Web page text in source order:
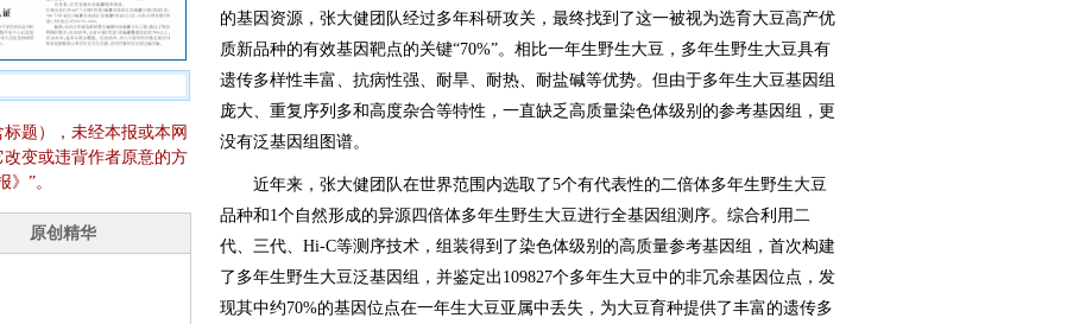
题），未经本报或本网
变或违背作者原意的方
”。
的基因资源，张大健团队经过多年科研攻关，最终找到了这一被视为选育大豆高产优
质新品种的有效基因靶点的关键“70%”。相比一年生野生大豆，多年生野生大豆具有
遗传多样性丰富、抗病性强、耐旱、耐热、耐盐碱等优势。但由于多年生大豆基因组
庞大、重复序列多和高度杂合等特性，一直缺乏高质量染色体级别的参考基因组，更
没有泛基因组图谱。
近年来，张大健团队在世界范围内选取了5个有代表性的二倍体多年生野生大豆
品种和1个自然形成的异源四倍体多年生野生大豆进行全基因组测序。综合利用二
代、三代、Hi-C等测序技术，组装得到了染色体级别的高质量参考基因组，首次构建
了多年生野生大豆泛基因组，并鉴定出109827个多年生大豆中的非冗余基因位点，发
现其中约70%的基因位点在一年生大豆亚属中丢失，为大豆育种提供了丰富的遗传多